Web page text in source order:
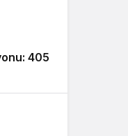
405